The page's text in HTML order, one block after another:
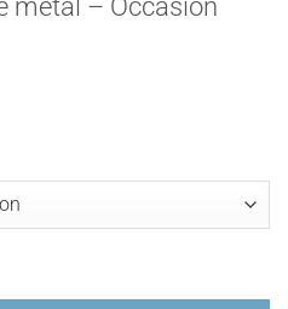
métal - Occasion